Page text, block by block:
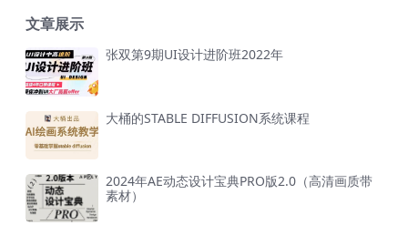
文章展示
张双第9期UI设计进阶班2022年
大桶的STABLE DIFFUSION系统课程
2024年AE动态设计宝典PRO版2.0（高清画质带
素材）